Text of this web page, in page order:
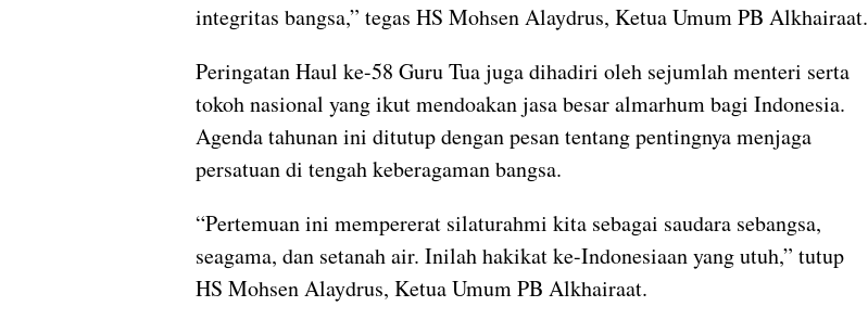
integritas bangsa,” tegas HS Mohsen Alaydrus, Ketua Umum PB Alkhairaat.
Peringatan Haul ke-58 Guru Tua juga dihadiri oleh sejumlah menteri serta
tokoh nasional yang ikut mendoakan jasa besar almarhum bagi Indonesia.
Agenda tahunan ini ditutup dengan pesan tentang pentingnya menjaga
persatuan di tengah keberagaman bangsa.
“Pertemuan ini mempererat silaturahmi kita sebagai saudara sebangsa,
seagama, dan setanah air. Inilah hakikat ke-Indonesiaan yang utuh,” tutup
HS Mohsen Alaydrus, Ketua Umum PB Alkhairaat.